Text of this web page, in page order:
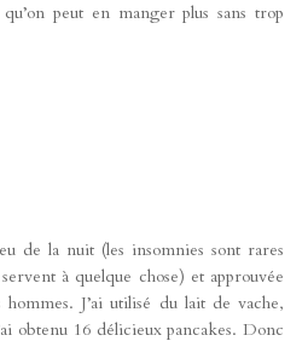
peut en manger plus sans trop
de la nuit (les insomnies sont rares
à quelque chose) et approuvée
J’ai utilisé du lait de vache,
obtenu 16 délicieux pancakes. Donc